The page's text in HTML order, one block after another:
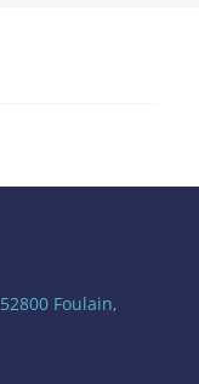
Foulain,